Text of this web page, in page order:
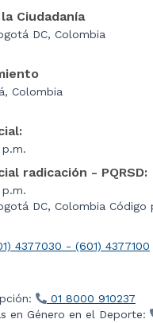
Ciudadanía
DC, Colombia
Colombia
radicación - PQRSD:
DC, Colombia Código
4377030 - (601) 4377100
01 8000 910237
en Género en el Deporte: